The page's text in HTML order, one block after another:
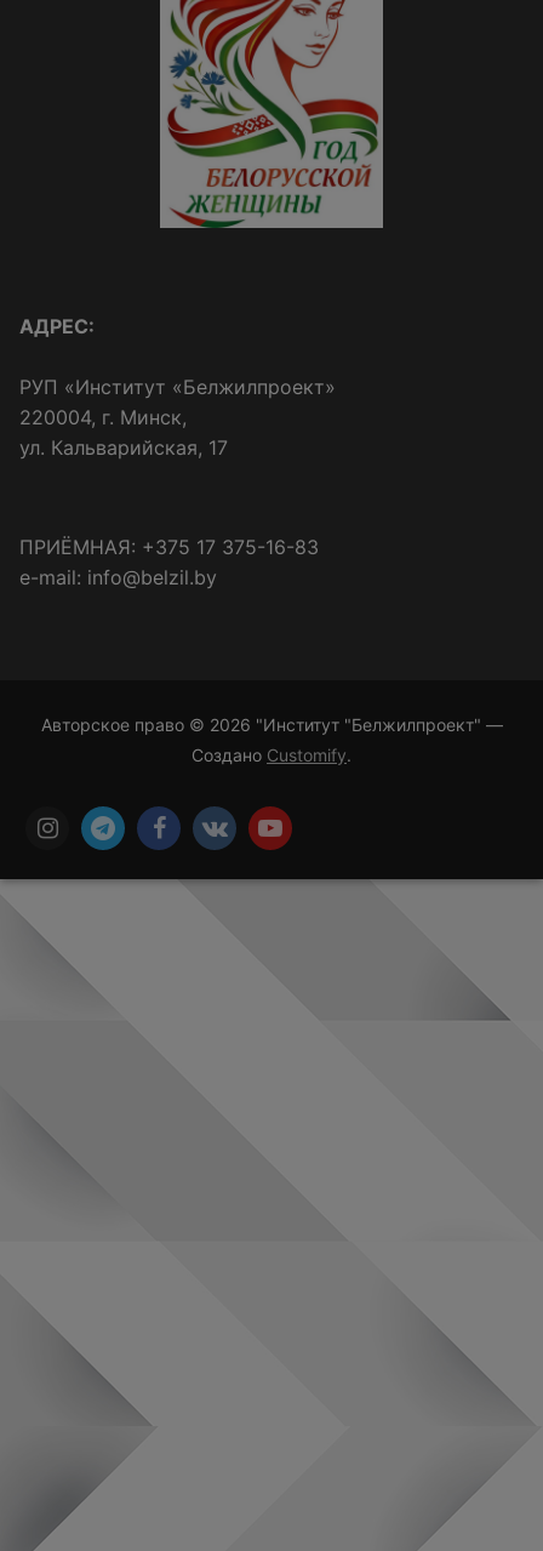
АДРЕС:
РУП «Институт «Белжилпроект»
220004, г. Минск,
ул. Кальварийская, 17
ПРИЁМНАЯ: +375 17 375-16-83
e-mail: info@belzil.by
Авторское право © 2026 "Институт "Белжилпроект" —
Создано Customify.